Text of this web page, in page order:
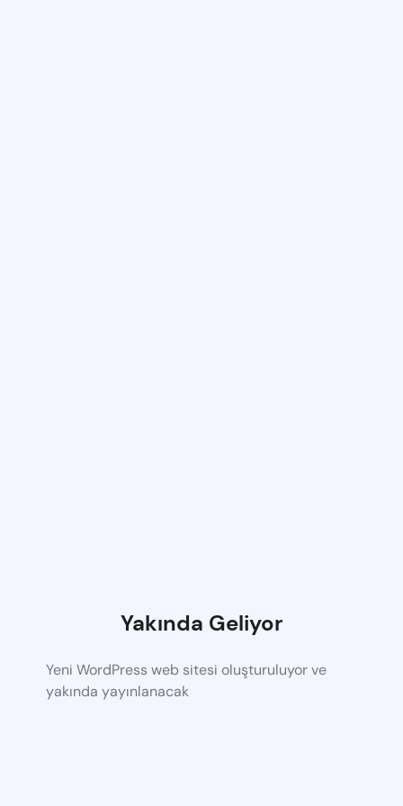
Yakında Geliyor
Yeni WordPress web sitesi oluşturuluyor ve
yakında yayınlanacak